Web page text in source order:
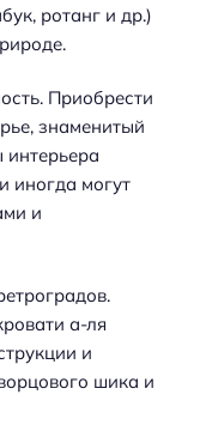
ротанг и др.)
Приобрести
знаменитый
иногда могут
и
а-ля
и
шика и